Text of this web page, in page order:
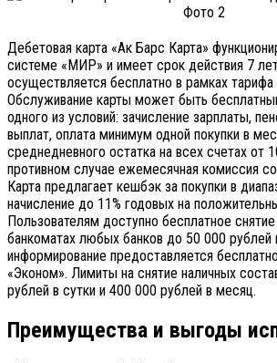
Дебетовая карта «Ак Барс Карта»
системе «МИР» и имеет срок действия 7
осуществляется бесплатно в рамках
Обслуживание карты может быть
одного из условий: зачисление зарплаты,
выплат, оплата минимум одной покупки в
среднедневного остатка на всех счетах от
противном случае ежемесячная комиссия
Карта предлагает кешбэк за покупки в
начисление до 11% годовых на
Пользователям доступно бесплатное
банкоматах любых банков до 50 000
информирование предоставляется
«Эконом». Лимиты на снятие наличных
рублей в сутки и 400 000 рублей в месяц.
Преимущества и выгоды